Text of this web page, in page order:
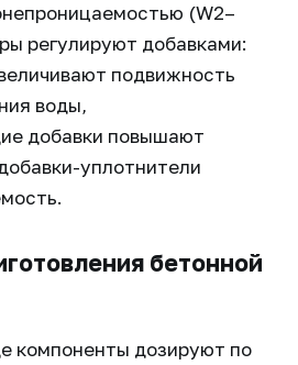
(W2–
регулируют добавками:
подвижность
воды,
добавки повышают
уплотнители
бетонной
компоненты дозируют по